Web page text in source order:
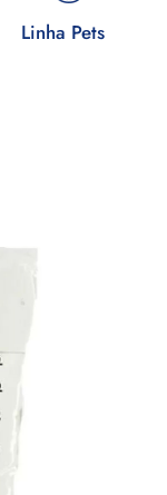
Linha Pets